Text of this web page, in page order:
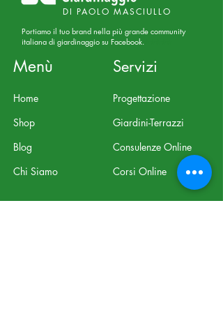
DI PAOLO MASCIULLO
Portiamo il tuo brand nella più grande community
italiana di giardinaggio su Facebook.
Menù
Home
Shop
Blog
Chi Siamo
Servizi
Progettazione
Giardini-Terrazzi
Consulenze Online
Corsi Online